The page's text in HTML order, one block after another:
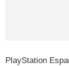
PlayStation